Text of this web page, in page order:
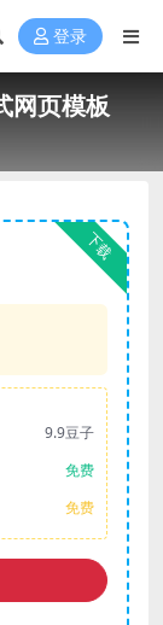
登录
网页模板
下载
9.9豆子
免费
免费